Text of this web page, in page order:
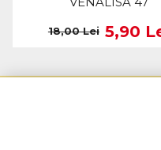
5,90
18,00 Lei